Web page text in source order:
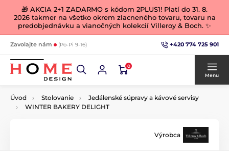
🎁 AKCIA 2+1 ZADARMO s kódom 2PLUS1! Platí do 31. 8.
2026 takmer na všetko okrem zlacneného tovaru, tovaru na
predobjednávku a vianočných kolekcií Villeroy & Boch. ✨
Zavolajte nám (Po-Pi 9-16) +420 774 725 901
0
Menu
Úvod Stolovanie
Jedálenské súpravy a kávové servisy
WINTER BAKERY DELIGHT
Výrobca